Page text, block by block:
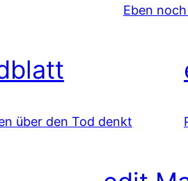
Eben
über den Tod denkt